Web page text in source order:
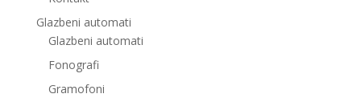
Glazbeni automati
Glazbeni automati
Fonografi
Gramofoni